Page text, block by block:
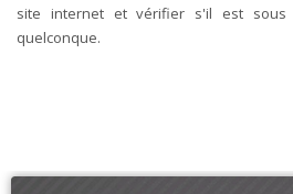
site internet et vérifier s'il est sous
quelconque.